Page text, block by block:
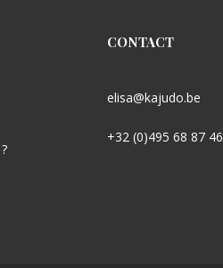
CONTACT
elisa@kajudo.be
+32 (0)495 68 87 46